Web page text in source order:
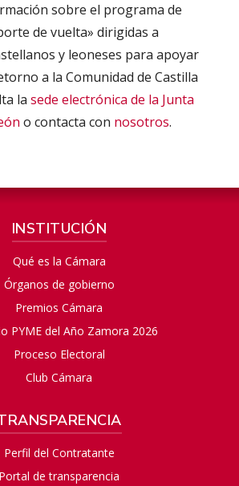
sobre el programa de
de vuelta» dirigidas a
y leoneses para apoyar
a la Comunidad de Castilla
la sede electrónica de la Junta
o contacta con nosotros.
INSTITUCIÓN
Qué es la Cámara
Órganos de gobierno
Premios Cámara
PYME del Año Zamora 2026
Proceso Electoral
Club Cámara
Perfil del Contratante
Portal de transparencia